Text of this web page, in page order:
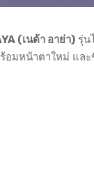
(เนต้า อาย่า) รุ่น
มหน้าตาใหม่ และ